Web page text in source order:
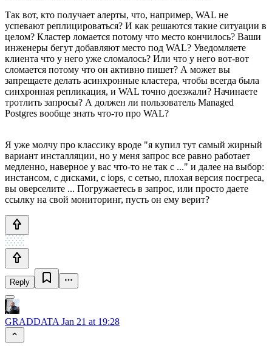
Так вот, кто получает алерты, что, например, WAL не
успевают реплицироваться? И как решаются такие ситуации в
целом? Кластер ломается потому что место кончилось? Ваши
инженеры бегут добавляют место под WAL? Уведомляете
клиента что у него уже сломалось? Или что у него вот-вот
сломается потому что он активно пишет? А может вы
запрещаете делать асинхронные кластера, чтобы всегда была
синхронная репликация, и WAL точно доезжали? Начинаете
тротлить запросы? А должен ли пользователь Managed
Postgres вообще знать что-то про WAL?
Я уже молчу про классику вроде "я купил тут самый жирный
вариант инсталляции, но у меня запрос все равно работает
медленно, наверное у вас что-то не так с ..." и далее на выбор:
инстансом, с дисками, с iops, с сетью, плохая версия посгреса,
вы оверселите ... Погружаетесь в запрос, или просто даете
ссылку на свой мониторинг, пусть он ему верит?
Reply
GRADDATA Jan 21 at 19:28